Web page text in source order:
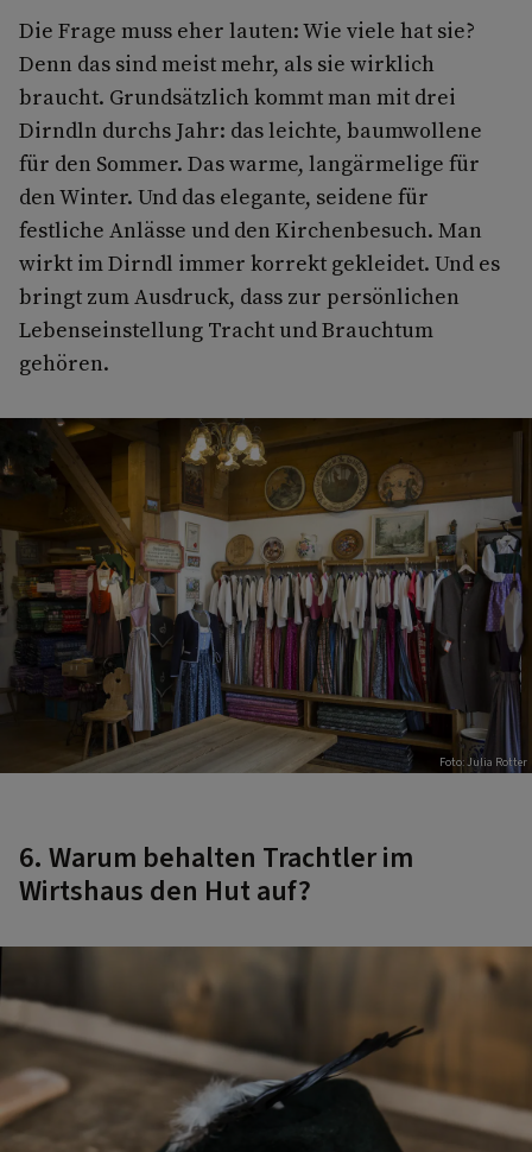
Die Frage muss eher lauten: Wie viele hat sie?
Denn das sind meist mehr, als sie wirklich
braucht. Grundsätzlich kommt man mit drei
Dirndln durchs Jahr: das leichte, baumwollene
für den Sommer. Das warme, langärmelige für
den Winter. Und das elegante, seidene für
festliche Anlässe und den Kirchenbesuch. Man
wirkt im Dirndl immer korrekt gekleidet. Und es
bringt zum Ausdruck, dass zur persönlichen
Lebenseinstellung Tracht und Brauchtum
gehören.
Foto: Julia Rotter
6. Warum behalten Trachtler im
Wirtshaus den Hut auf?